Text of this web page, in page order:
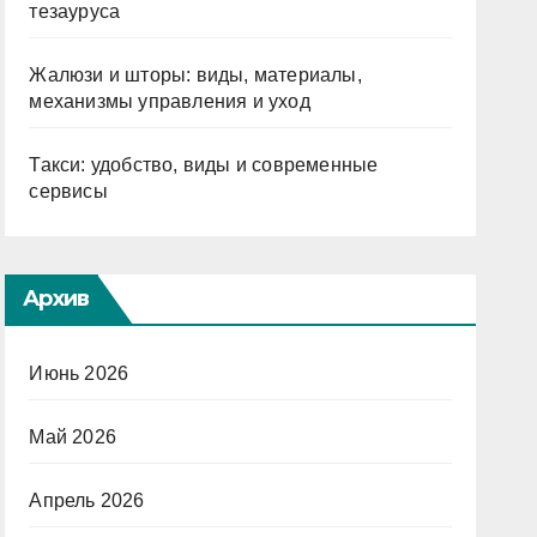
тезауруса
Жалюзи и шторы: виды, материалы,
механизмы управления и уход
Такси: удобство, виды и современные
сервисы
Архив
Июнь 2026
Май 2026
Апрель 2026